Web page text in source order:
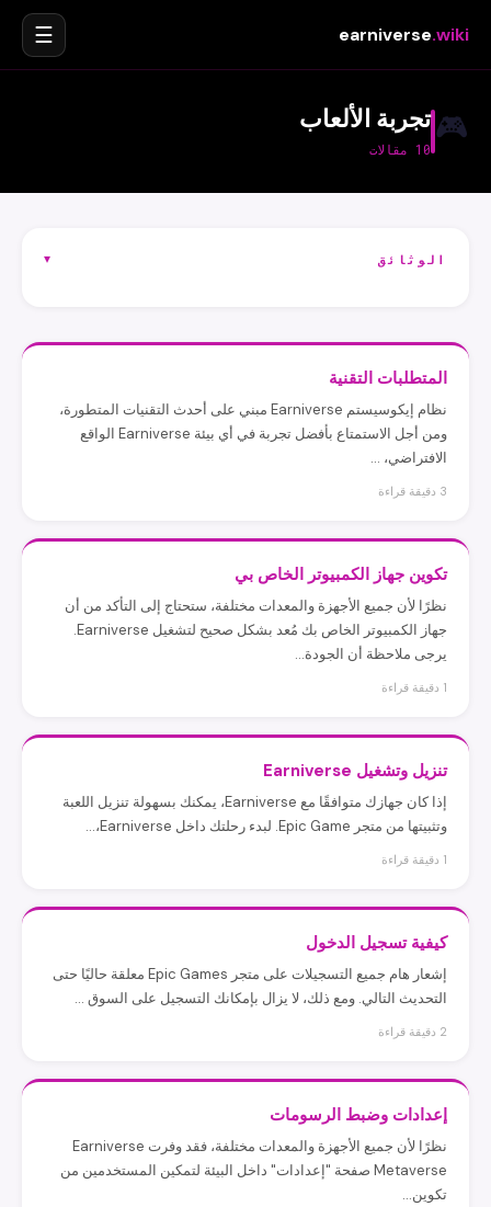
earniverse.wiki
☰
🎮تجربة الألعاب
10 مقالات
الوثائق ▾
المتطلبات التقنية
نظام إيكوسيستم Earniverse مبني على أحدث التقنيات المتطورة،
ومن أجل الاستمتاع بأفضل تجربة في أي بيئة Earniverse الواقع
الافتراضي، …
3 دقيقة قراءة
تكوين جهاز الكمبيوتر الخاص بي
نظرًا لأن جميع الأجهزة والمعدات مختلفة، ستحتاج إلى التأكد من أن
جهاز الكمبيوتر الخاص بك مُعد بشكل صحيح لتشغيل Earniverse.
يرجى ملاحظة أن الجودة...
1 دقيقة قراءة
تنزيل وتشغيل Earniverse
إذا كان جهازك متوافقًا مع Earniverse، يمكنك بسهولة تنزيل اللعبة
وتثبيتها من متجر Epic Game. لبدء رحلتك داخل Earniverse،…
1 دقيقة قراءة
كيفية تسجيل الدخول
إشعار هام جميع التسجيلات على متجر Epic Games معلقة حاليًا حتى
التحديث التالي. ومع ذلك، لا يزال بإمكانك التسجيل على السوق ...
2 دقيقة قراءة
إعدادات وضبط الرسومات
نظرًا لأن جميع الأجهزة والمعدات مختلفة، فقد وفرت Earniverse
Metaverse صفحة "إعدادات" داخل البيئة لتمكين المستخدمين من
تكوين...